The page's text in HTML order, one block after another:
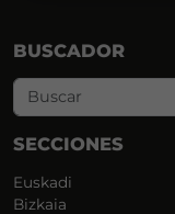
BUSCADOR
SECCIONES
Euskadi
Bizkaia